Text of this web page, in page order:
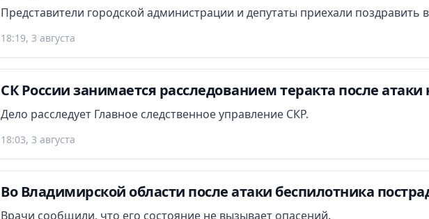
Представители городской администрации и депутаты приехали поздравить
18:19, 3 августа
СК России занимается расследованием теракта после
Дело расследует Главное следственное управление СКР.
18:03, 3 августа
Во Владимирской области после атаки беспилотника
Врачи сообщили, что его состояние не вызывает опасений.